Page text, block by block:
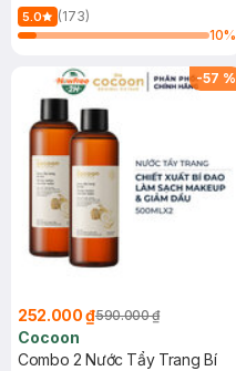
150ml
5.0
(173)
10%
-57 %
252.000 ₫590.000 ₫
Cocoon
Combo 2 Nước Tẩy Trang Bí